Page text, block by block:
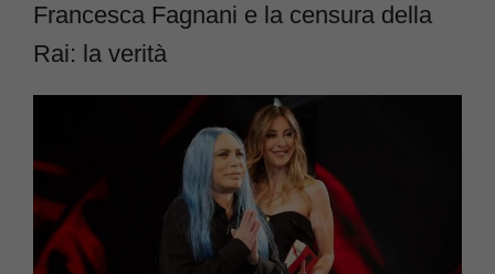
Francesca Fagnani e la censura della
Rai: la verità